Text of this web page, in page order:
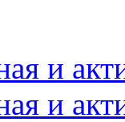
и
и